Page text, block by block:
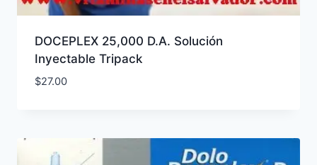
DOCEPLEX 25,000 D.A. Solución
Inyectable Tripack
$27.00